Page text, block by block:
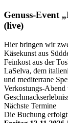
Genuss-Event
(live)
Hier bringen wir
Käsekunst aus
Feinkost aus der
LaSelva, dem
und mediterrane
Verkostungs-
Nächste Termine
Die Buchung